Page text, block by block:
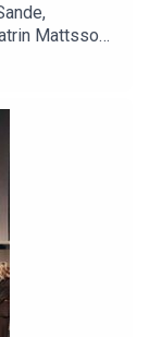
Mattsson,
utredare,